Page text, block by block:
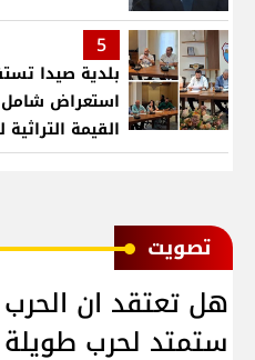
5
بلدية صيدا
استعراض شامل
القيمة
ﺗﺼﻮﻳﺖ
هل تعتقد ان الحرب
ستمتد لحرب طويلة